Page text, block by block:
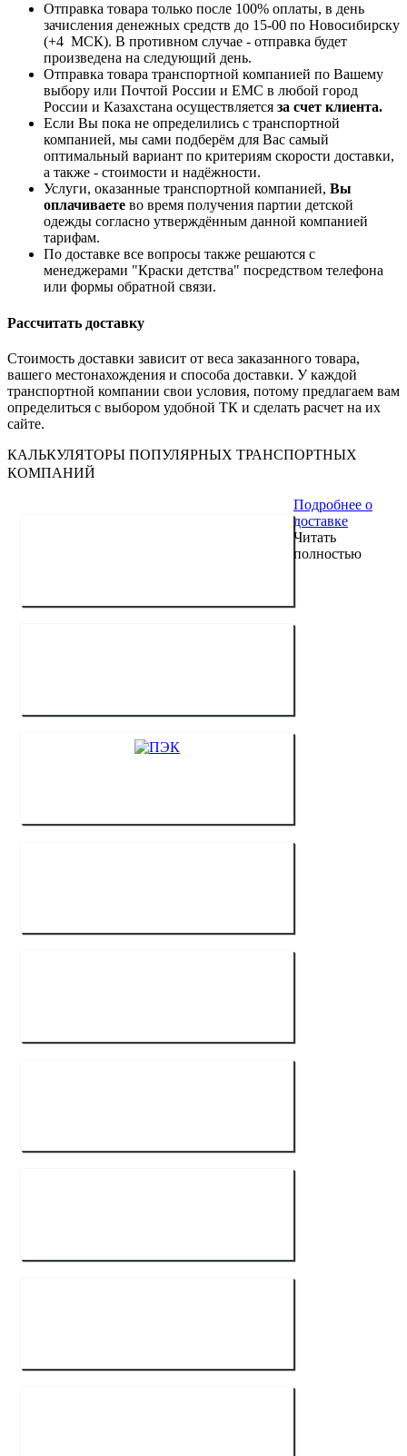
Отправка товара только после 100% оплаты, в день
зачисления денежных средств до 15-00 по Новосибирску
(+4 МСК). В противном случае - отправка будет
произведена на следующий день.
Отправка товара транспортной компанией по Вашему
выбору или Почтой России и ЕМС в любой город
России и Казахстана осуществляется за счет клиента.
Если Вы пока не определились с транспортной
компанией, мы сами подберём для Вас самый
оптимальный вариант по критериям скорости доставки,
а также - стоимости и надёжности.
Услуги, оказанные транспортной компанией, Вы
оплачиваете во время получения партии детской
одежды согласно утверждённым данной компанией
тарифам.
По доставке все вопросы также решаются с
менеджерами "Краски детства" посредством телефона
или формы обратной связи.
Рассчитать доставку
Стоимость доставки зависит от веса заказанного товара,
вашего местонахождения и способа доставки. У каждой
транспортной компании свои условия, потому предлагаем вам
определиться с выбором удобной ТК и сделать расчет на их
сайте.
КАЛЬКУЛЯТОРЫ ПОПУЛЯРНЫХ ТРАНСПОРТНЫХ
КОМПАНИЙ
Подробнее о
доставке
Читать
полностью